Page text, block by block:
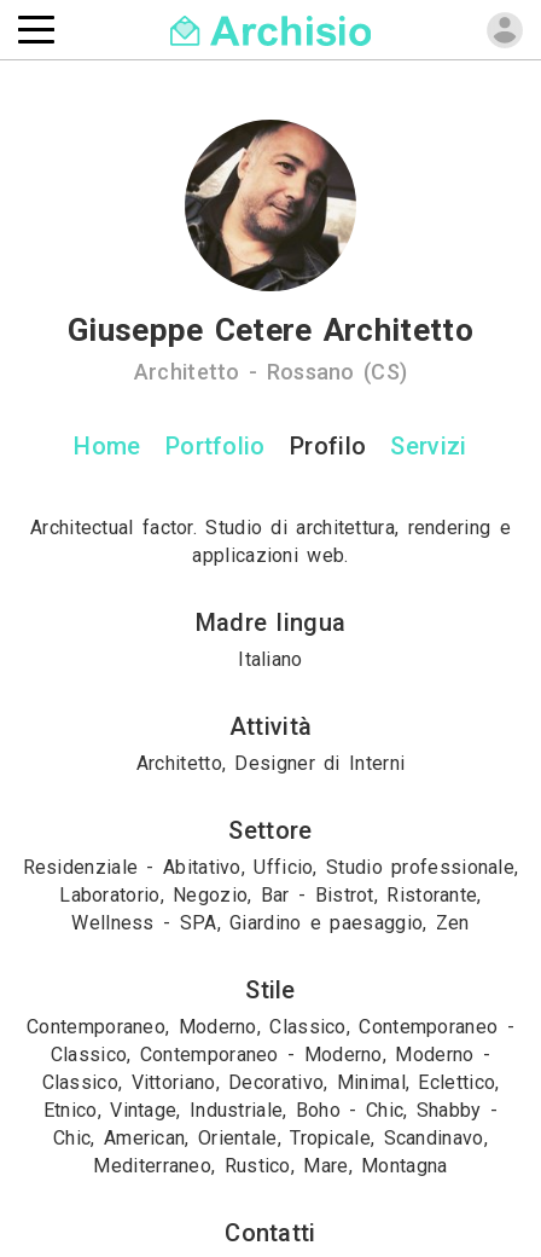
Giuseppe Cetere Architetto
Architetto - Rossano (CS)
Home Portfolio Profilo Servizi
Architectual factor. Studio di architettura, rendering e
applicazioni web.
Madre lingua
Italiano
Attività
Architetto, Designer di Interni
Settore
Residenziale - Abitativo, Ufficio, Studio professionale,
Laboratorio, Negozio, Bar - Bistrot, Ristorante,
Wellness - SPA, Giardino e paesaggio, Zen
Stile
Contemporaneo, Moderno, Classico, Contemporaneo -
Classico, Contemporaneo - Moderno, Moderno -
Classico, Vittoriano, Decorativo, Minimal, Eclettico,
Etnico, Vintage, Industriale, Boho - Chic, Shabby -
Chic, American, Orientale, Tropicale, Scandinavo,
Mediterraneo, Rustico, Mare, Montagna
Contatti